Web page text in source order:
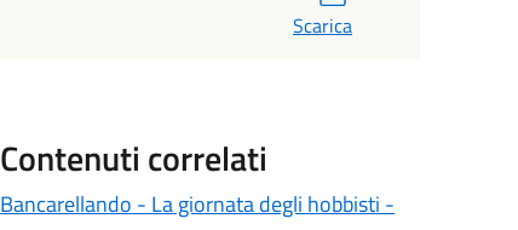
Scarica
Contenuti correlati
Bancarellando - La giornata degli hobbisti -